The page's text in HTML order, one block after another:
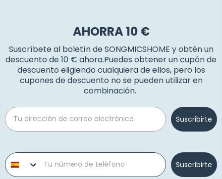
AHORRA 10 €
Suscríbete al boletín de SONGMICSHOME y obtén un
descuento de 10 € ahora.Puedes obtener un cupón de
descuento eligiendo cualquiera de ellos, pero los
cupones de descuento no se pueden utilizar en
combinación.
Email
Suscribirte
Phone number
Suscribirte